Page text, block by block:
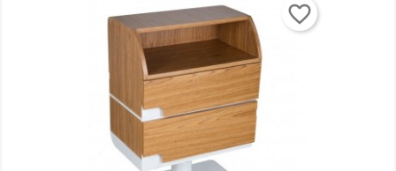
favorite_border